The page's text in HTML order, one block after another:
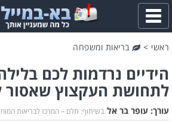
פתח
תפריט
ראשי > בריאות ומשפחה
לתחושת העקצוץ
בשיתוף: תלם – המרכז לבריאות המוח עורך: עופר בר אל